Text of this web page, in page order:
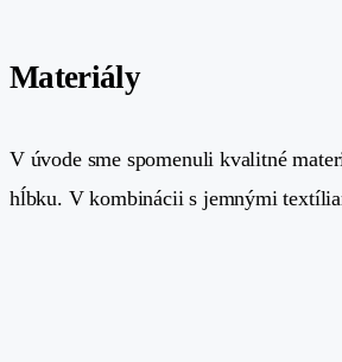
Materiály
V úvode sme spomenuli kvalitné
hĺbku. V kombinácii s jemnými